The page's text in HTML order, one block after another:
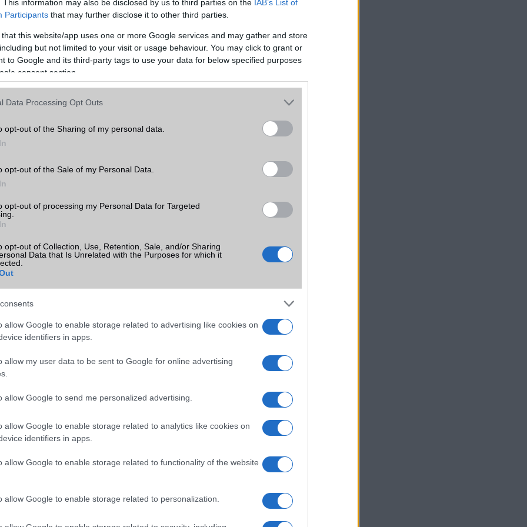
This information may also be disclosed by us to third parties on the IAB’s List of
Participants that may further disclose it to other third parties.
that this website/app uses one or more Google services and may gather and store
but not limited to your visit or usage behaviour. You may click to grant or
to Google and its third-party tags to use your data for below specified purposes
consent section.
Data Processing Opt Outs
opt-out of the Sharing of my personal data.
opt-out of the Sale of my Personal Data.
opt-out of processing my Personal Data for Targeted
opt-out of Collection, Use, Retention, Sale, and/or Sharing
Data that Is Unrelated with the Purposes for which it
allow Google to enable storage related to advertising like cookies on
identifiers in apps.
allow my user data to be sent to Google for online advertising
allow Google to send me personalized advertising.
allow Google to enable storage related to analytics like cookies on
identifiers in apps.
allow Google to enable storage related to functionality of the website
allow Google to enable storage related to personalization.
Min. memória 4 GB
Min. háttértár
Memória bővíthetőség T-Flash/microSD
ADATCSERE
GPRS
WAP
Bluetooth v4,x
Wi-Fi Direct Van
Wi-Fi extra
Wi-Fi HotSpot Van
TV/USB kapcsolat Nincs
AKKUMULÁTOR